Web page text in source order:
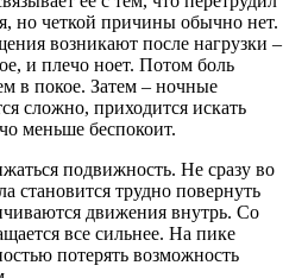
но четкой причины обычно нет.
возникают после нагрузки –
и плечо ноет. Потом боль
в покое. Затем – ночные
сложно, приходится искать
меньше беспокоит.
подвижность. Не сразу во
становится трудно повернуть
движения внутрь. Со
все сильнее. На пике
потерять возможность